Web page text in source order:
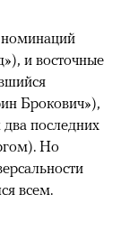
и восточные
Брокович»),
последних
Но
всем.